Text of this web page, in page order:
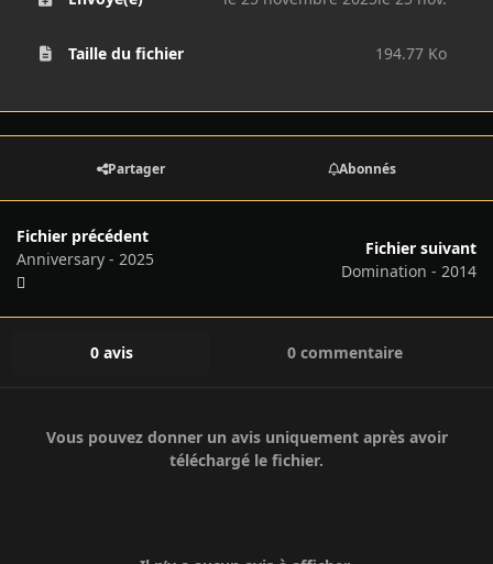
Taille du fichier 194.77 Ko
Partager Abonnés
Fichier précédent
Anniversary - 2025
Fichier suivant
Domination - 2014
0 avis 0 commentaire
Vous pouvez donner un avis uniquement après avoir
téléchargé le fichier.